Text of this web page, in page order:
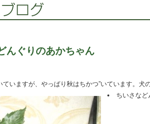
んぐりのあかちゃん
ていますが、やっぱり秋はちかつ”いています。
ちいさな